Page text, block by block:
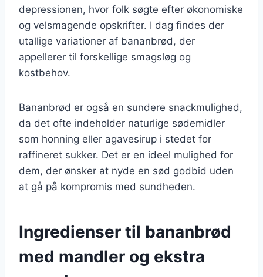
depressionen, hvor folk søgte efter økonomiske
og velsmagende opskrifter. I dag findes der
utallige variationer af bananbrød, der
appellerer til forskellige smagsløg og
kostbehov.
Bananbrød er også en sundere snackmulighed,
da det ofte indeholder naturlige sødemidler
som honning eller agavesirup i stedet for
raffineret sukker. Det er en ideel mulighed for
dem, der ønsker at nyde en sød godbid uden
at gå på kompromis med sundheden.
Ingredienser til bananbrød
med mandler og ekstra